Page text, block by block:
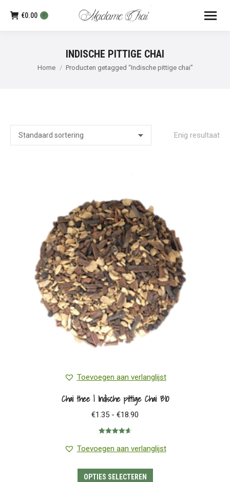
€0.00 0
INDISCHE PITTIGE CHAI
Je bent hier:
Home Producten getagged “Indische pittige chai”
Enig resultaat
Toevoegen aan verlanglijst
Chai thee | Indische pittige Chai BIO
€1.35 - €18.90
€18.90
4.64uit 5
Toevoegen aan verlanglijst
OPTIES SELECTEREN